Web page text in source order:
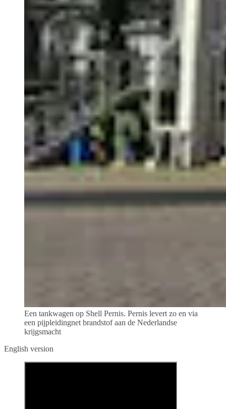
Een tankwagen op Shell Pernis. Pernis levert zo en via
een pijpleidingnet brandstof aan de Nederlandse
krijgsmacht
English version